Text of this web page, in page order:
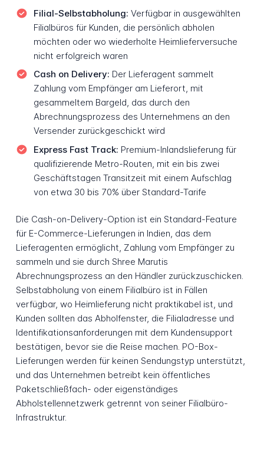
Filial-Selbstabholung: Verfügbar in ausgewählten
Filialbüros für Kunden, die persönlich abholen
möchten oder wo wiederholte Heimlieferversuche
nicht erfolgreich waren
Cash on Delivery: Der Lieferagent sammelt
Zahlung vom Empfänger am Lieferort, mit
gesammeltem Bargeld, das durch den
Abrechnungsprozess des Unternehmens an den
Versender zurückgeschickt wird
Express Fast Track: Premium-Inlandslieferung für
qualifizierende Metro-Routen, mit ein bis zwei
Geschäftstagen Transitzeit mit einem Aufschlag
von etwa 30 bis 70% über Standard-Tarife
Die Cash-on-Delivery-Option ist ein Standard-Feature
für E-Commerce-Lieferungen in Indien, das dem
Lieferagenten ermöglicht, Zahlung vom Empfänger zu
sammeln und sie durch Shree Marutis
Abrechnungsprozess an den Händler zurückzuschicken.
Selbstabholung von einem Filialbüro ist in Fällen
verfügbar, wo Heimlieferung nicht praktikabel ist, und
Kunden sollten das Abholfenster, die Filialadresse und
Identifikationsanforderungen mit dem Kundensupport
bestätigen, bevor sie die Reise machen. PO-Box-
Lieferungen werden für keinen Sendungstyp unterstützt,
und das Unternehmen betreibt kein öffentliches
Paketschließfach- oder eigenständiges
Abholstellennetzwerk getrennt von seiner Filialbüro-
Infrastruktur.